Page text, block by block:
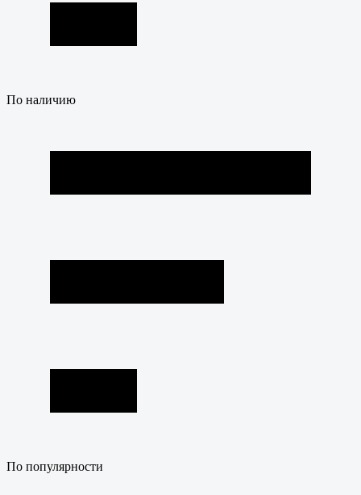
По наличию
По популярности